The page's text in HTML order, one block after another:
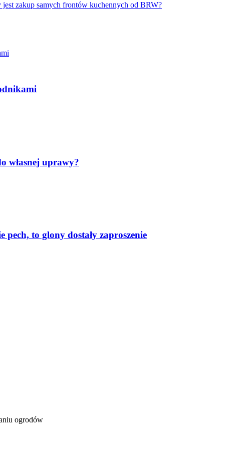
zakup samych frontów kuchennych od BRW?
własnej uprawy?
pech, to glony dostały zaproszenie